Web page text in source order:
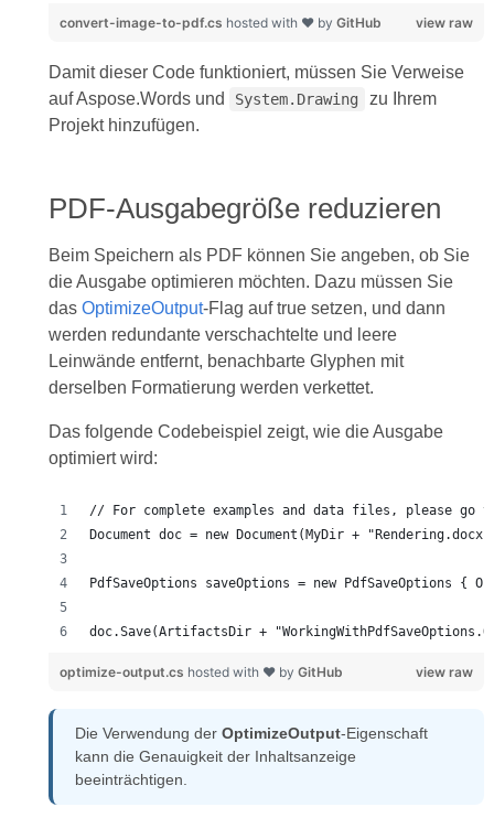
view raw
convert-image-to-pdf.cs hosted with ❤ by GitHub
Damit dieser Code funktioniert, müssen Sie Verweise
auf Aspose.Words und
System.Drawing
zu Ihrem
Projekt hinzufügen.
PDF-Ausgabegröße reduzieren
Beim Speichern als PDF können Sie angeben, ob Sie
die Ausgabe optimieren möchten. Dazu müssen Sie
das OptimizeOutput-Flag auf true setzen, und dann
werden redundante verschachtelte und leere
Leinwände entfernt, benachbarte Glyphen mit
derselben Formatierung werden verkettet.
Das folgende Codebeispiel zeigt, wie die Ausgabe
optimiert wird:
doc.Save(ArtifactsDir +
view raw
optimize-output.cs hosted with ❤ by GitHub
Die Verwendung der OptimizeOutput-Eigenschaft
kann die Genauigkeit der Inhaltsanzeige
beeinträchtigen.